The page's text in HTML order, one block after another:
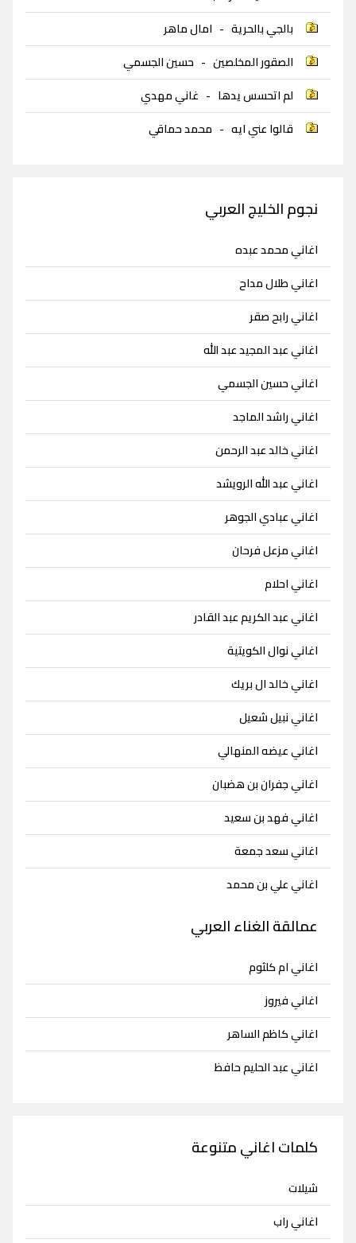
بالجي بالحرية - امال ماهر
الصقور المخلصين - حسين الجسمي
لم اتحسس يدها - غاني مهدي
قالوا عني ايه - محمد حماقي
نجوم الخليج العربي
اغاني محمد عبده
اغاني طلال مداح
اغاني رابح صقر
اغاني عبد المجيد عبد الله
اغاني حسين الجسمي
اغاني راشد الماجد
اغاني خالد عبد الرحمن
اغاني عبد الله الرويشد
اغاني عبادي الجوهر
اغاني مزعل فرحان
اغاني احلام
اغاني عبد الكريم عبد القادر
اغاني نوال الكويتية
اغاني خالد ال بريك
اغاني نبيل شعيل
اغاني عيضه المنهالي
اغاني جفران بن هضبان
اغاني فهد بن سعيد
اغاني سعد جمعة
اغاني علي بن محمد
عمالقة الغناء العربي
اغاني ام كلثوم
اغاني فيروز
اغاني كاظم الساهر
اغاني عبد الحليم حافظ
كلمات اغاني متنوعة
شيلات
اغاني راب